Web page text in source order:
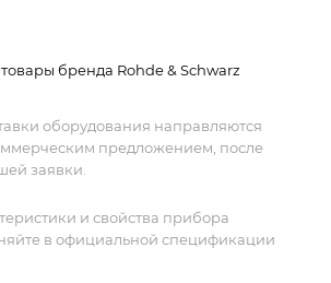
параметры с разъемами
бренда Rohde & Schwarz
оборудования направляются
предложением, после
заявки.
и свойства прибора
в официальной спецификации